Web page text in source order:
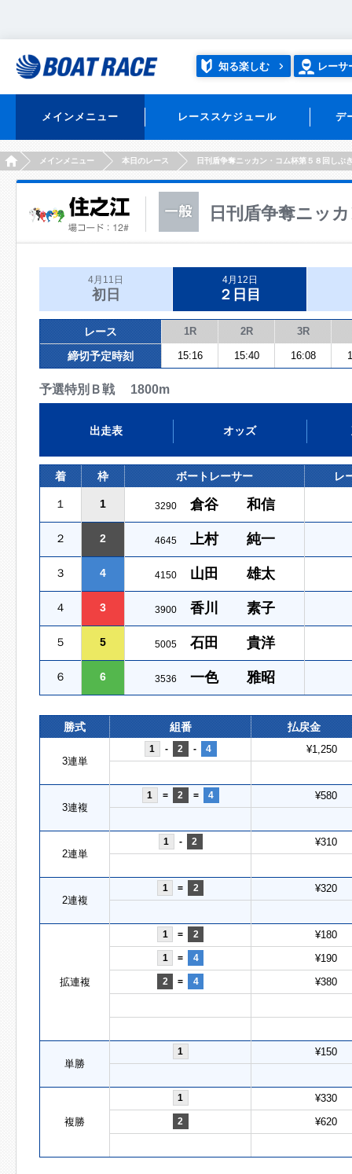
知る楽しむ レーサ
メインメニュー レーススケジュール デ
HOMEメインメニュー 本日のレース 日刊盾争奪ニッカン・コム杯第５８回しぶ
日刊盾争奪ニッ
4月11日
初日
4月12日
２日目
レース 1R 2R 3R
締切予定時刻 15:16 15:40 16:08
予選特別Ｂ戦 1800m
出走表 オッズ
着 枠 ボートレーサー レ
１ 1 3290 倉谷 和信
２ 2 4645 上村 純一
３ 4 4150 山田 雄太
４ 3 3900 香川 素子
５ 5 5005 石田 貴洋
６ 6 3536 一色 雅昭
勝式 組番 払戻金
3連単
1 - 2 - 4 ¥1,250
3連複
1 = 2 = 4 ¥580
2連単
1 - 2 ¥310
2連複
1 = 2 ¥320
拡連複
1 = 2 ¥180
1 = 4 ¥190
2 = 4 ¥380
単勝
1 ¥150
複勝
1 ¥330
2 ¥620